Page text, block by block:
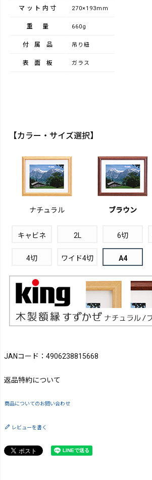
マット内寸 270×193mm
重量 660g
付属品 吊り紐
表面板 ガラス
【カラー・サイズ選択】
ナチュラル ブラウン
キャビネ 2L 6切
4切 ワイド4切 A4
JANコード：4906238815668
返品特約について
商品についてのお問い合わせ
レビューを書く